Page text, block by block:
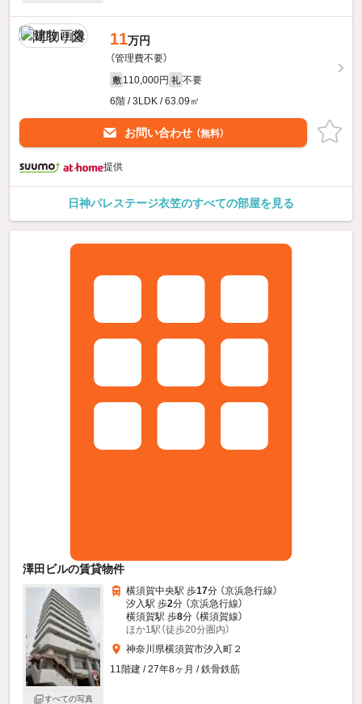
11万円
（管理費不要）
敷 110,000円 礼 不要
6階 / 3LDK / 63.09㎡
お問い合わせ （無料）
提供
日神パレステージ衣笠のすべての部屋を見る
澤田ビルの賃貸物件
すべての写真
横須賀中央駅 歩17分 （京浜急行線）
汐入駅 歩2分 （京浜急行線）
横須賀駅 歩8分 （横須賀線）
ほか1駅（徒歩20分圏内）
神奈川県横須賀市汐入町２
11階建 / 27年8ヶ月 / 鉄骨鉄筋